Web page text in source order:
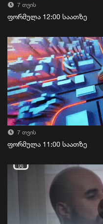
7 თვის
ფორმულა 12:00 საათზე
7 თვის
ფორმულა 11:00 საათზე